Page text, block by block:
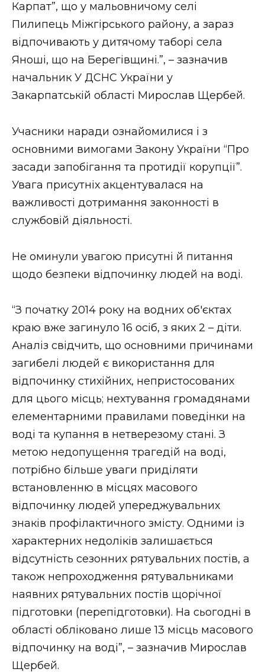
Карпат”, що у мальовничому селі
Пилипець Міжгірського району, а зараз
відпочивають у дитячому таборі села
Яноші, що на Берегівщині.”, – зазначив
начальник У ДСНС України у
Закарпатській області Мирослав Щербей.
Учасники наради ознайомилися і з
основними вимогами Закону України “Про
засади запобігання та протидії корупції”.
Увага присутніх акцентувалася на
важливості дотримання законності в
службовій діяльності.
Не оминули увагою присутні й питання
щодо безпеки відпочинку людей на воді.
“З початку 2014 року на водних об'єктах
краю вже загинуло 16 осіб, з яких 2 – діти.
Аналіз свідчить, що основними причинами
загибелі людей є використання для
відпочинку стихійних, непристосованих
для цього місць; нехтування громадянами
елементарними правилами поведінки на
воді та купання в нетверезому стані. З
метою недопущення трагедій на воді,
потрібно більше уваги приділяти
встановленню в місцях масового
відпочинку людей упереджувальних
знаків профілактичного змісту. Одними із
характерних недоліків залишається
відсутність сезонних рятувальних постів, а
також непроходження рятувальниками
наявних рятувальних постів щорічної
підготовки (перепідготовки). На сьогодні в
області обліковано лише 13 місць масового
відпочинку на воді”, – зазначив Мирослав
Щербей.